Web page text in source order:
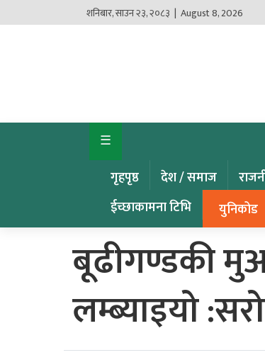
शनिबार,साउन२३,२०८३ | August 8, 2026
समाज
अर्थ
☰
गृहपृष्ठ
देश / समाज
ईच्छाकामना टिभि
युनिकोड
बूढीगण्डकी
लम्ब्याइयो